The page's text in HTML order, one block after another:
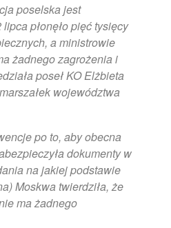
poselska jest
płonęło pięć tysięcy
a ministrowie
żadnego zagrożenia i
poseł KO Elżbieta
województwa
po to, aby obecna
dokumenty w
na jakiej podstawie
Moskwa twierdziła, że
ma żadnego